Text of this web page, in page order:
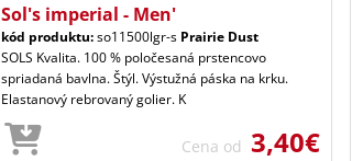
Sol's imperial - Men'
kód produktu:so11500lgr-s Prairie Dust
SOLS Kvalita. 100 % poločesaná prstencovo
spriadaná bavlna. Štýl. Výstužná páska na krku.
Elastanový rebrovaný golier. K
Cena od 3,40€